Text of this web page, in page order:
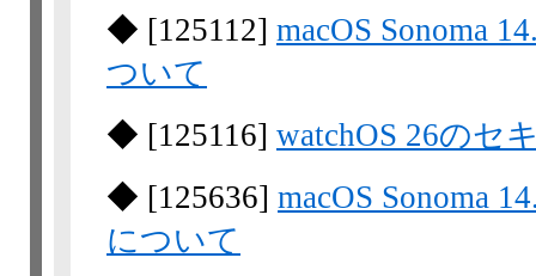
◆ [125112] macOS Sonoma
ついて
◆ [125116] watchOS 26のセ
◆ [125636] macOS Sonoma
について